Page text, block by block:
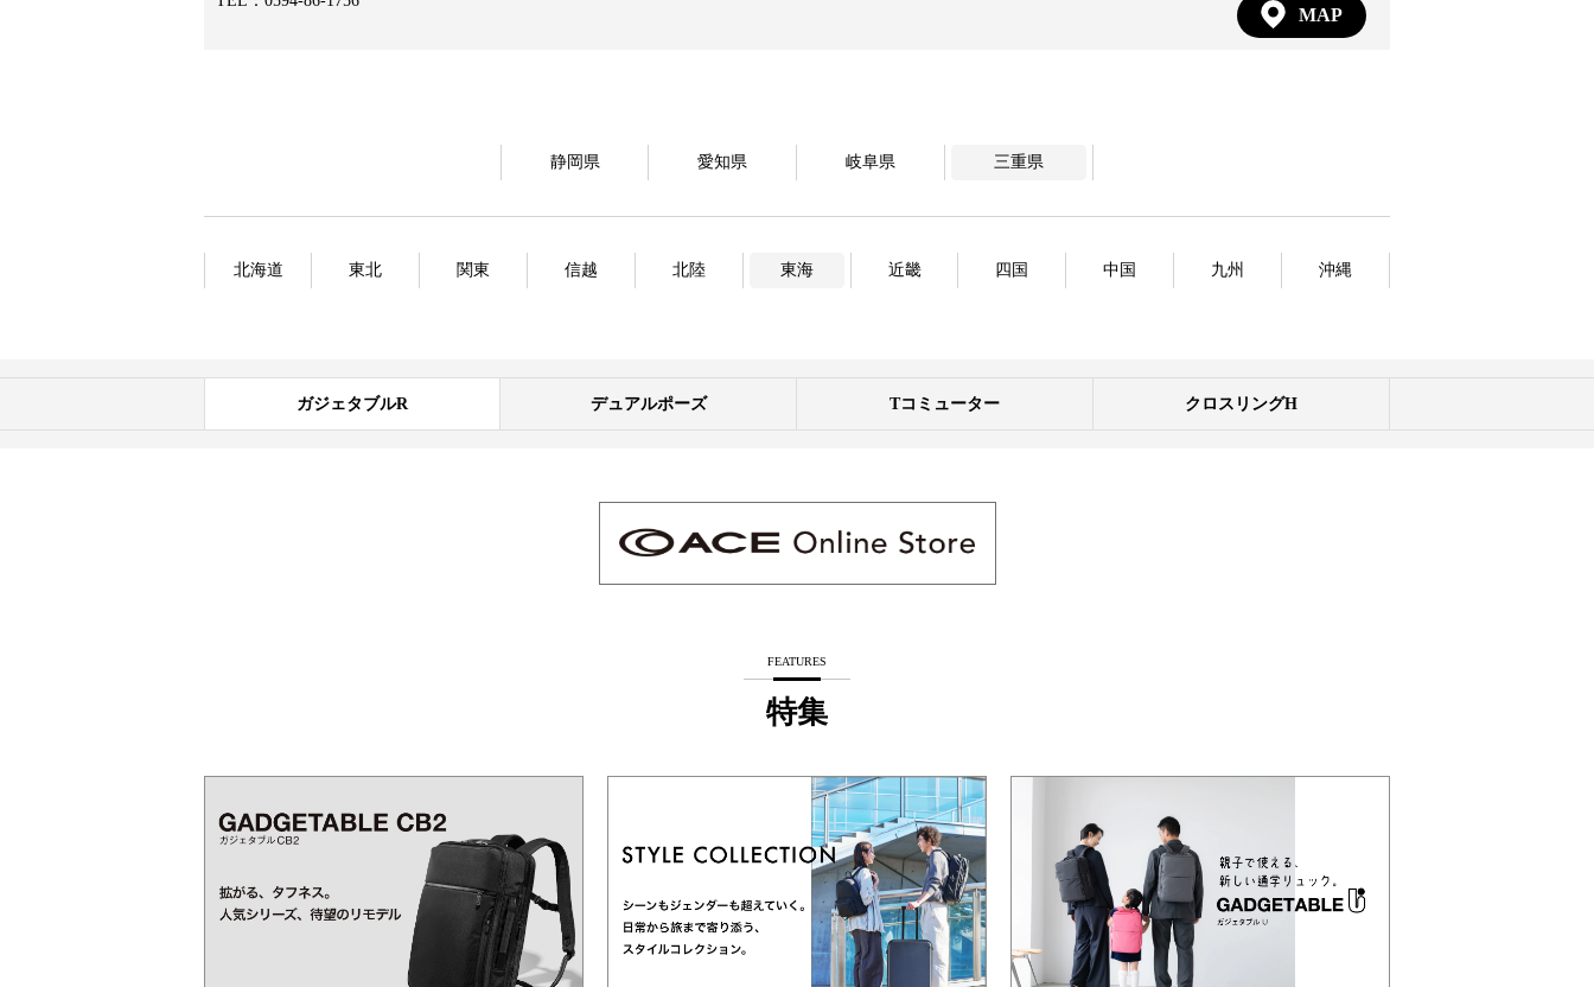
MAP
静岡県 愛知県 岐阜県 三重県
北海道 東北 関東 信越 北陸 東海 近畿 四国 中国 九州 沖縄
ガジェタブルR デュアルポーズ Tコミューター クロスリングH
FEATURES
特集